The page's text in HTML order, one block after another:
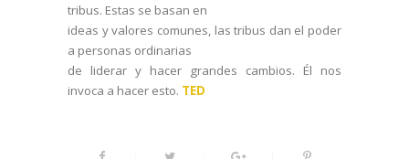
tribus. Estas se basan en
ideas y valores comunes, las tribus dan el poder
a personas ordinarias
de liderar y hacer grandes cambios. Él nos
invoca a hacer esto. TED